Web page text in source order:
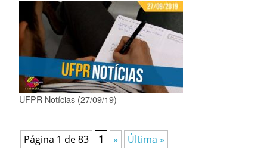
UFPR Notícias (27/09/19)
Página 1 de 83 1 » Última »